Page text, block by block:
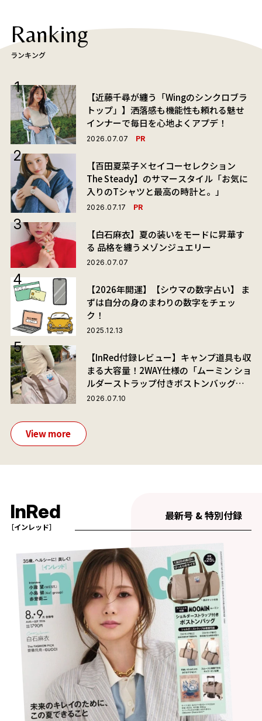
Ranking
ランキング
【近藤千尋が纏う「Wingのシンクロブラ
トップ」】洒落感も機能性も頼れる魅せ
インナーで毎日を心地よくアプデ！
2026.07.07 PR
【百田夏菜子×セイコーセレクション
The Steady】のサマースタイル「お気に
入りのTシャツと最高の時計と。」
2026.07.17 PR
【白石麻衣】夏の装いをモードに昇華す
る 品格を纏うメゾンジュエリー
2026.07.07
【2026年開運】【シウマの数字占い】 ま
ずは自分の身のまわりの数字をチェッ
ク！
2025.12.13
【InRed付録レビュー】キャンプ道具も収
まる大容量！2WAY仕様の「ムーミン ショ
ルダーストラップ付きボストンバッグ」
が夏旅におすすめな理由
2026.07.10
View more
InRed
［インレッド］
最新号 & 特別付録